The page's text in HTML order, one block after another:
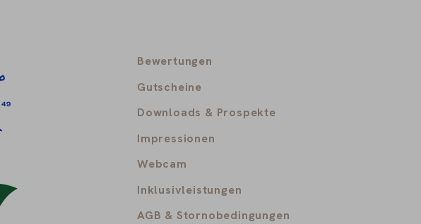
Bewertungen
Gutscheine
Downloads & Prospekte
Impressionen
Webcam
Inklusivleistungen
AGB & Stornobedingungen